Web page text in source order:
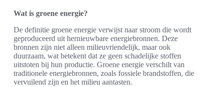
Wat is groene energie?
De definitie groene energie verwijst naar stroom die wordt
geproduceerd uit hernieuwbare energiebronnen. Deze
bronnen zijn niet alleen milieuvriendelijk, maar ook
duurzaam, wat betekent dat ze geen schadelijke stoffen
uitstoten bij hun productie. Groene energie verschilt van
traditionele energiebronnen, zoals fossiele brandstoffen, die
vervuilend zijn en het milieu aantasten.